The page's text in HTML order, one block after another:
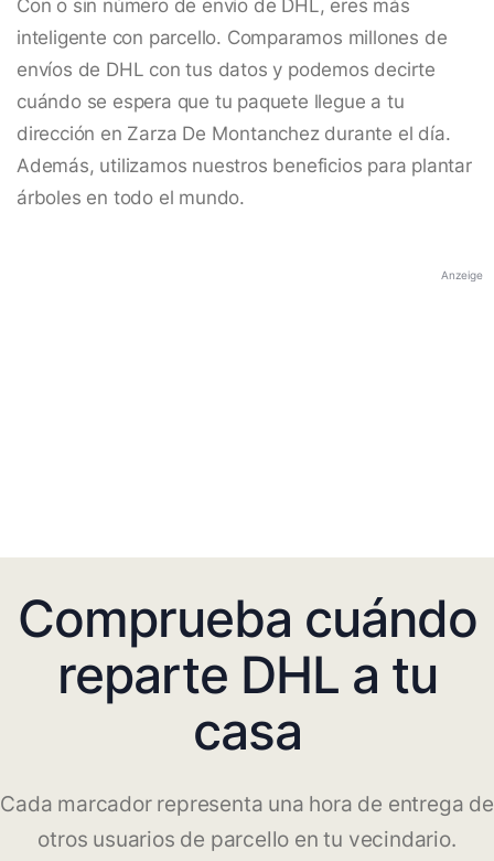
Con o sin número de envío de DHL, eres más
inteligente con parcello. Comparamos millones de
envíos de DHL con tus datos y podemos decirte
cuándo se espera que tu paquete llegue a tu
dirección en Zarza De Montanchez durante el día.
Además, utilizamos nuestros beneficios para plantar
árboles en todo el mundo.
Anzeige
Comprueba cuándo
reparte DHL a tu
casa
Cada marcador representa una hora de entrega de
otros usuarios de parcello en tu vecindario.